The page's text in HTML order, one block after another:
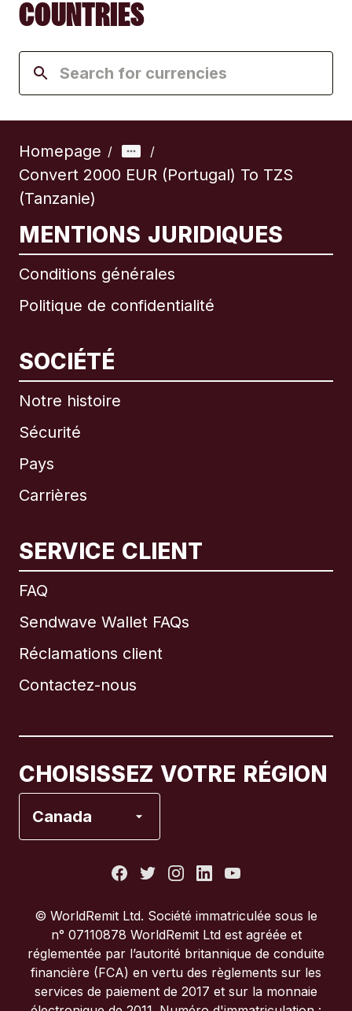
COUNTRIES
Homepage / /
Convert 2000 EUR (Portugal) To TZS
(Tanzanie)
MENTIONS JURIDIQUES
Conditions générales
Politique de confidentialité
SOCIÉTÉ
Notre histoire
Sécurité
Pays
Carrières
SERVICE CLIENT
FAQ
Sendwave Wallet FAQs
Réclamations client
Contactez-nous
CHOISISSEZ VOTRE RÉGION
Canada
International English
Brésil
Italie
Portugal
© WorldRemit Ltd. Société immatriculée sous le
n° 07110878 WorldRemit Ltd est agréée et
réglementée par l’autorité britannique de conduite
financière (FCA) en vertu des règlements sur les
services de paiement de 2017 et sur la monnaie